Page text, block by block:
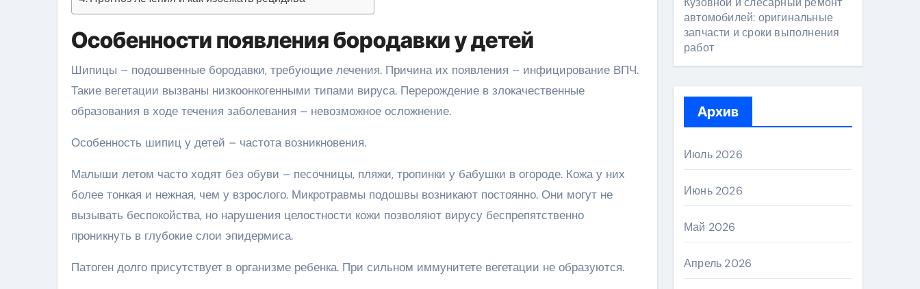
Особенности появления бородавки у детей
Шипицы – подошвенные бородавки, требующие лечения. Причина их появления – инфицирование ВПЧ.
Такие вегетации вызваны низкоонкогенными типами вируса. Перерождение в злокачественные
образования в ходе течения заболевания – невозможное осложнение.
Особенность шипиц у детей – частота возникновения.
Малыши летом часто ходят без обуви – песочницы, пляжи, тропинки у бабушки в огороде. Кожа у них
более тонкая и нежная, чем у взрослого. Микротравмы подошвы возникают постоянно. Они могут не
вызывать беспокойства, но нарушения целостности кожи позволяют вирусу беспрепятственно
проникнуть в глубокие слои эпидермиса.
Патоген долго присутствует в организме ребенка. При сильном иммунитете вегетации не образуются.
автомобилей: оригинальные
запчасти и сроки выполнения
работ
Архив
Июль 2026
Июнь 2026
Май 2026
Апрель 2026